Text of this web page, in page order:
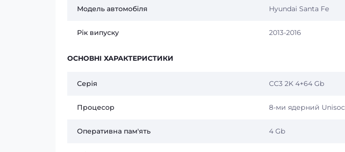
Модель автомобіля Hyundai Santa Fe
Рік випуску 2013-2016
ОСНОВНІ ХАРАКТЕРИСТИКИ
Серія CC3 2K 4+64 Gb
Процесор 8-ми ядерний Unisoc
Оперативна пам'ять 4 Gb